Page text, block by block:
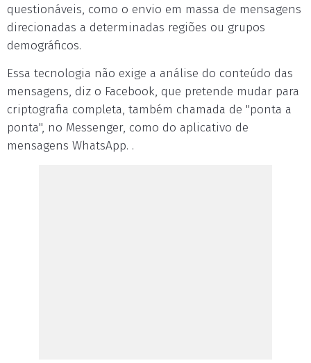
questionáveis, como o envio em massa de mensagens
direcionadas a determinadas regiões ou grupos
demográficos.
Essa tecnologia não exige a análise do conteúdo das
mensagens, diz o Facebook, que pretende mudar para
criptografia completa, também chamada de "ponta a
ponta", no Messenger, como do aplicativo de
mensagens WhatsApp. .